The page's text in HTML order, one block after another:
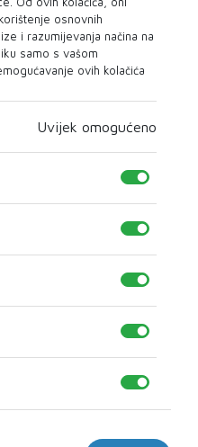
osnovnih
i razumijevanja načina na
samo s vašom
ovih kolačića
Uvijek omogućeno